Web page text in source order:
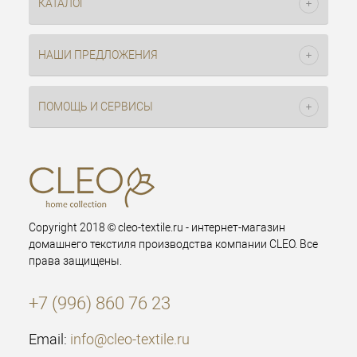
КАТАЛОГ
НАШИ ПРЕДЛОЖЕНИЯ
ПОМОЩЬ И СЕРВИСЫ
Copyright 2018 © cleo-textile.ru - интернет-магазин
домашнего текстиля производства компании CLEO. Все
права защищены.
+7 (996) 860 76 23
Email: info@cleo-textile.ru